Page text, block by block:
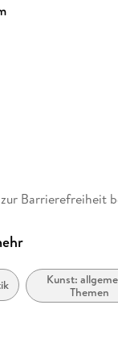
Barrierefreiheit
Kunst:
Themen